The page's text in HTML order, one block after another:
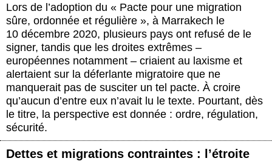
Lors de l’adoption du « Pacte pour une migration
sûre, ordonnée et régulière », à Marrakech le
10 décembre 2020, plusieurs pays ont refusé de le
signer, tandis que les droites extrêmes –
européennes notamment – criaient au laxisme et
alertaient sur la déferlante migratoire que ne
manquerait pas de susciter un tel pacte. À croire
qu’aucun d’entre eux n’avait lu le texte. Pourtant, dès
le titre, la perspective est donnée : ordre, régulation,
sécurité.
Dettes et migrations contraintes : l’étroite